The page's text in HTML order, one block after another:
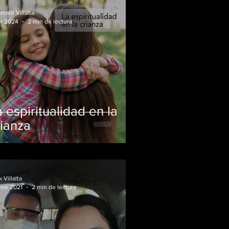
espiritualidad en la
Villalta
2024
2 min de lectura
Villalta
2021
2 min de lectura